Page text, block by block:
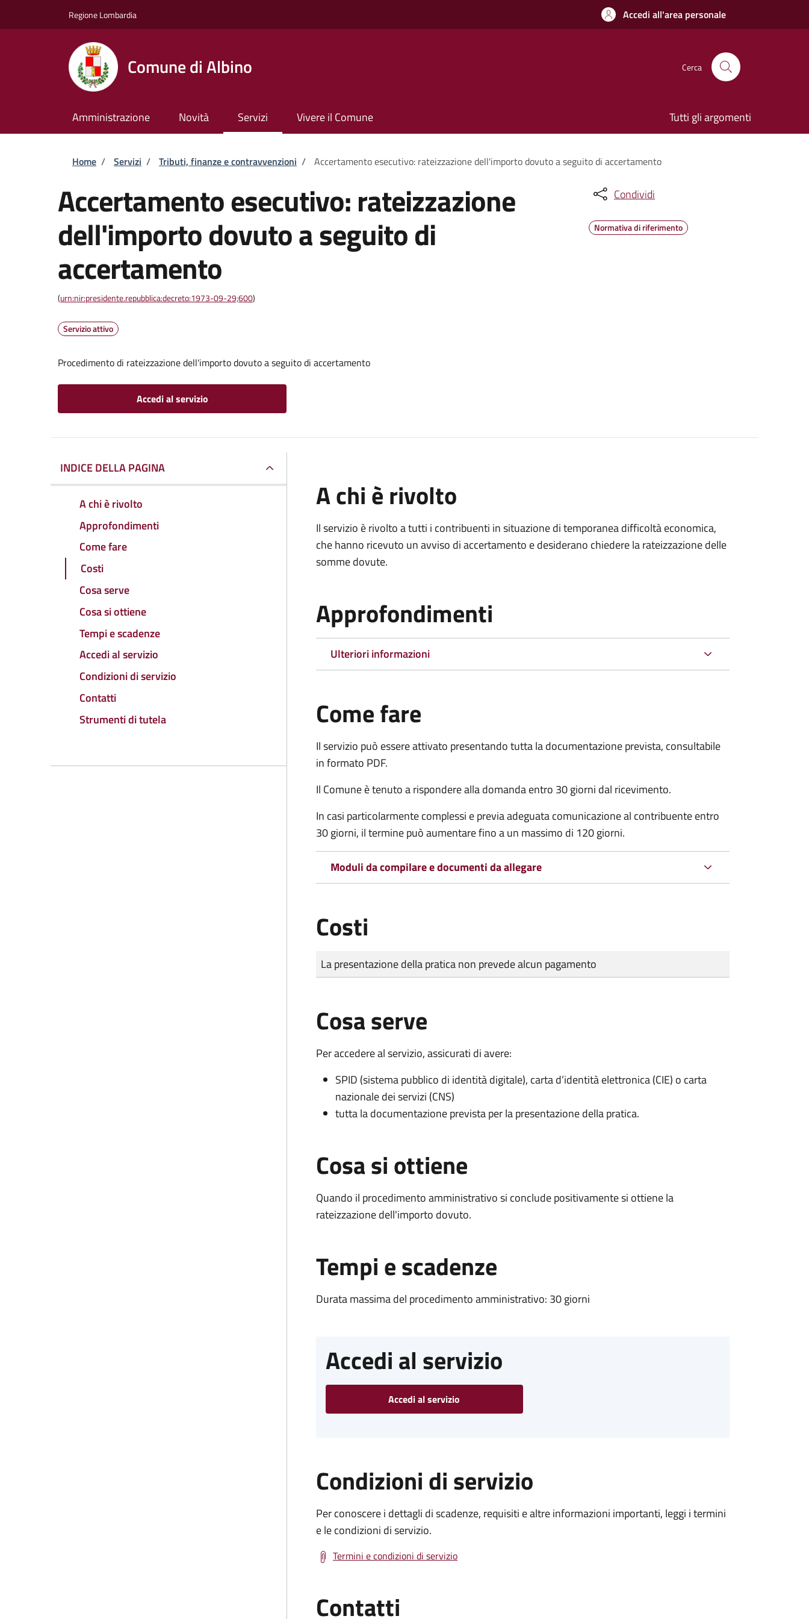
Regione Lombardia Accedi all'area personale
Comune di Albino Cerca
Amministrazione Novità Servizi Vivere il Comune Tutti gli argomenti
Briciole di pane
Home / Servizi / Tributi, finanze e contravvenzioni / Accertamento esecutivo: rateizzazione dell'importo dovuto a seguito di accertamento
Accertamento esecutivo: rateizzazione
dell'importo dovuto a seguito di
accertamento
(urn:nir:presidente.repubblica:decreto:1973-09-29;600)
Servizio attivo
Procedimento di rateizzazione dell'importo dovuto a seguito di accertamento
Accedi al servizio
Condividi
Normativa di riferimento
INDICE DELLA PAGINA
A chi è rivolto
Approfondimenti
Come fare
Costi
Cosa serve
Cosa si ottiene
Tempi e scadenze
Accedi al servizio
Condizioni di servizio
Contatti
Strumenti di tutela
A chi è rivolto
Il servizio è rivolto a tutti i contribuenti in situazione di temporanea difficoltà economica,
che hanno ricevuto un avviso di accertamento e desiderano chiedere la rateizzazione delle
somme dovute.
Approfondimenti
Ulteriori informazioni
Come fare
Il servizio può essere attivato presentando tutta la documentazione prevista, consultabile
in formato PDF.
Il Comune è tenuto a rispondere alla domanda entro 30 giorni dal ricevimento.
In casi particolarmente complessi e previa adeguata comunicazione al contribuente entro
30 giorni, il termine può aumentare fino a un massimo di 120 giorni.
Moduli da compilare e documenti da allegare
Costi
Tipo di pagamento
Importo
La presentazione della pratica non prevede alcun pagamento
Cosa serve
Per accedere al servizio, assicurati di avere:
SPID (sistema pubblico di identità digitale), carta d’identità elettronica (CIE) o carta
nazionale dei servizi (CNS)
tutta la documentazione prevista per la presentazione della pratica.
Cosa si ottiene
Quando il procedimento amministrativo si conclude positivamente si ottiene la
rateizzazione dell'importo dovuto.
Tempi e scadenze
Durata massima del procedimento amministrativo: 30 giorni
Accedi al servizio
Accedi al servizio
Condizioni di servizio
Per conoscere i dettagli di scadenze, requisiti e altre informazioni importanti, leggi i termini
e le condizioni di servizio.
Termini e condizioni di servizio
Contatti